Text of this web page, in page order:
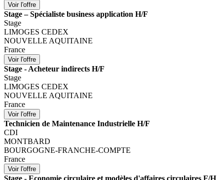
Stage – Spécialiste business application H/F
Stage
LIMOGES CEDEX
NOUVELLE AQUITAINE
France
Stage - Acheteur indirects H/F
Stage
LIMOGES CEDEX
NOUVELLE AQUITAINE
France
Technicien de Maintenance Industrielle H/F
CDI
MONTBARD
BOURGOGNE-FRANCHE-COMPTE
France
Stage - Economie circulaire et modèles d'affaires circulaires F/H